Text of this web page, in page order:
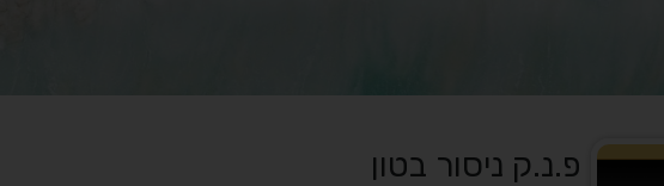
פ.נ.ק ניסור בטון